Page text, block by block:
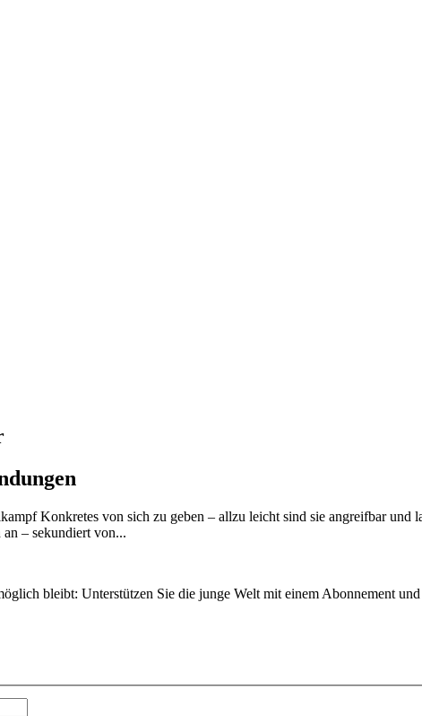
Konkretes von sich zu geben – allzu leicht sind sie angreifbar und
– sekundiert von...
bleibt: Unterstützen Sie die junge Welt mit einem Abonnement